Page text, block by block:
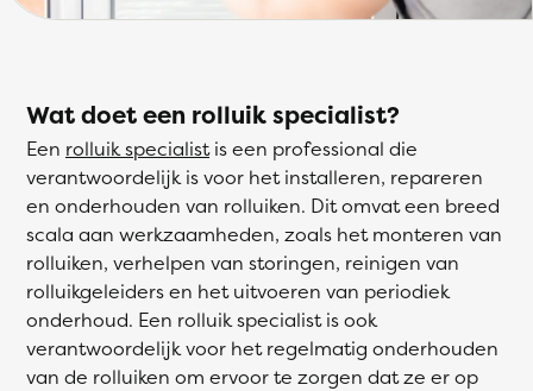
Wat doet een rolluik specialist?
Een rolluik specialistis een professional die
verantwoordelijk is voor het installeren, repareren
en onderhouden van rolluiken. Dit omvat een breed
scala aan werkzaamheden, zoals het monteren van
rolluiken, verhelpen van storingen, reinigen van
rolluikgeleiders en het uitvoeren van periodiek
onderhoud. Een rolluik specialist is ook
verantwoordelijk voor het regelmatig onderhouden
van de rolluiken om ervoor te zorgen dat ze er op